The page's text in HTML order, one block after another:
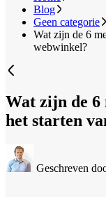
Blog
Geen categorie
Wat zijn de 6
webwinkel?
Wat zijn de 6
het starten
Geschreven